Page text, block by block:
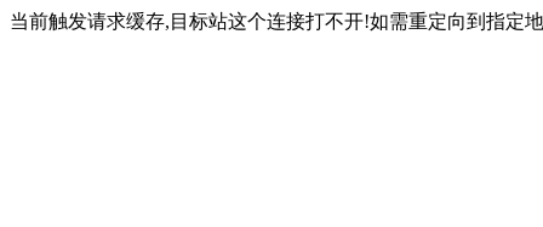
当前触发请求缓存,目标站这个连接打不开!如需重定向到指定